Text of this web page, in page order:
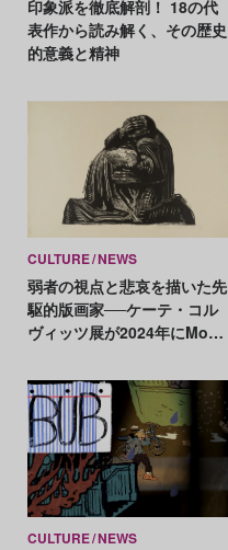
印象派を徹底解剖！ 18の代
表作から読み解く、その歴史
的意義と精神
CULTURE NEWS
弱者の視点と悲哀を描いた先
駆的版画家──ケーテ・コル
ヴィッツ展が2024年にMoMA
CULTURE NEWS